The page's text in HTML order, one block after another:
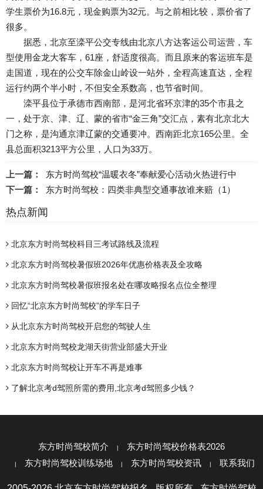
学生票价为16.8元，现金购票为32元。与之前相比较，票价省了
很多。
据悉，北京至滦平公交专线由北京八方达客运公司运营，车
型使用金龙大客车，61座，舒适度很高。而且原来的客运班车是
走国道，现在的公交车除金山岭设一站外，全程高速直达，全程
运行约两个半小时，不但安全系数高，也节省时间。
滦平县位于承德市西南部，是河北省环京津的35个市县之
一，处于京、津、辽、蒙的省市“金三角”交汇点，素有北京北大
门之称，是沟通京津辽蒙的交通要冲。西南距北京165公里。全
县总面积3213平方公里，人口为33万。
上一篇：
东方时尚驾校“温暖衣冬”奉献爱心活动火热进行中
下一篇：
东方时尚驾校：四类非典型交通事故谁来赔（1）
热点新闻
北京东方时尚驾校科目三考试路线及流程
北京东方时尚驾校暑假班2026年优惠价格表及全攻略
北京东方时尚驾校暑假班报名处在哪攻略报名点位全整理
回忆“北京东方时尚驾校”的学车日子
从北京东方时尚驾校开启您的驾驶人生
北京东方时尚驾校龙湖天街营业部盛大开业
北京东方时尚驾校让开车不再是难事
​了解北京考d驾照所需的费用,北京考d驾照多少钱？
东方时尚驾校简介
东方时尚驾校价格表2026
东方时尚驾校训练场地
东方时尚驾校资讯 联系我们